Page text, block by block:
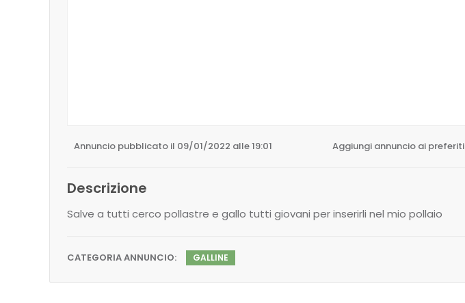
Annuncio pubblicato il 09/01/2022 alle 19:01 Aggiungi annuncio ai preferiti
Descrizione
Salve a tutti cerco pollastre e gallo tutti giovani per inserirli nel mio pollaio
CATEGORIA ANNUNCIO: GALLINE